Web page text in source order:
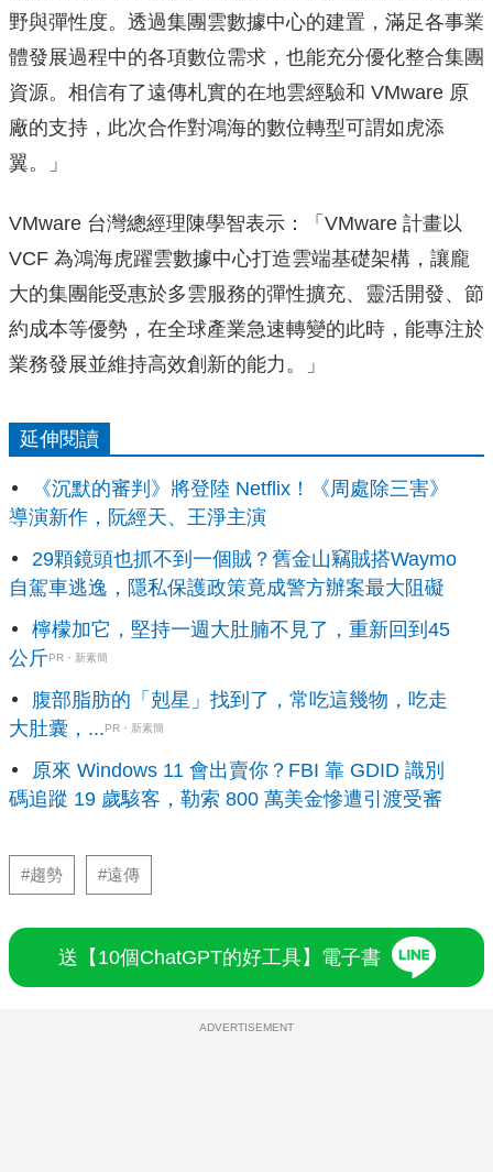
野與彈性度。透過集團雲數據中心的建置， 滿足各事業
體發展過程中的各項數位需求， 也能充分優化整合集團
資源。相信有了遠傳札實的在地雲經驗和 VMware 原
廠的支持，此次合作對鴻海的數位轉型可謂如虎添
翼。」
VMware 台灣總經理陳學智表示：「VMware 計畫以
VCF 為鴻海虎躍雲數據中心打造雲端基礎架構， 讓龐
大的集團能受惠於多雲服務的彈性擴充、靈活開發、 節
約成本等優勢，在全球產業急速轉變的此時， 能專注於
業務發展並維持高效創新的能力。」
延伸閱讀
《沉默的審判》將登陸 Netflix！《周處除三害》
導演新作，阮經天、王淨主演
29顆鏡頭也抓不到一個賊？舊金山竊賊搭Waymo
自駕車逃逸，隱私保護政策竟成警方辦案最大阻礙
檸檬加它，堅持一週大肚腩不見了，重新回到45
公斤PR・新素簡
腹部脂肪的「剋星」找到了，常吃這幾物，吃走
大肚囊，...PR・新素簡
原來 Windows 11 會出賣你？FBI 靠 GDID 識別
碼追蹤 19 歲駭客，勒索 800 萬美金慘遭引渡受審
#趨勢 #遠傳
送【10個ChatGPT的好工具】電子書
ADVERTISEMENT